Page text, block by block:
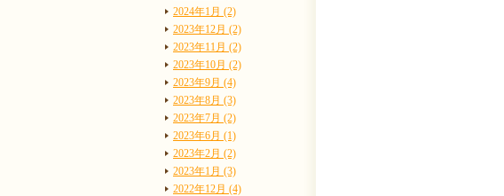
2024年1月 (2)
2023年12月 (2)
2023年11月 (2)
2023年10月 (2)
2023年9月 (4)
2023年8月 (3)
2023年7月 (2)
2023年6月 (1)
2023年2月 (2)
2023年1月 (3)
2022年12月 (4)